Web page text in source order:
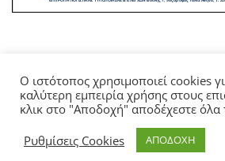
ΣΧΕΤΙΚΑ ΜΕ ΤΗΝ ΕΛΤΕ
ΓΝΩΜΟΔΟΤΗΣΕΙΣ
Copyright 2026 ©
Ο ιστότοπος χρησιμοποιεί cookies
καλύτερη εμπειρία χρήσης στους
κλικ στο "Αποδοχή" αποδέχεστε όλα
Ρυθμίσεις Cookies
ΑΠΟΔΟΧΗ